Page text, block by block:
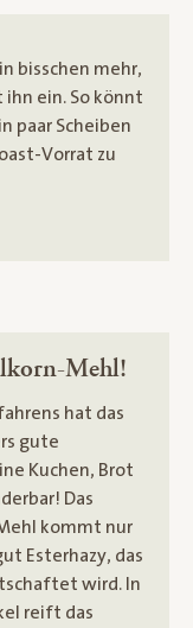
bisschen mehr,
ein. So könnt
paar Scheiben
Vorrat zu
Mehl!
hat das
gute
Kuchen, Brot
Das
kommt nur
Esterhazy, das
wird. In
reift das